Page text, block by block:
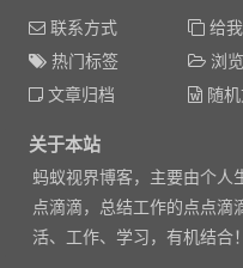
联系方式 给
热门标签
浏
文章归档
随机
关于本站
蚂蚁视界博客，主要由个人
点滴滴，总结工作的点点滴
活、工作、学习，有机结合！